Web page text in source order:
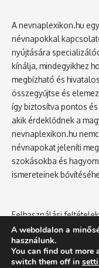
A nevnaplexikon.hu
névnapokkal
nyújtására
kínálja, mindegyikhez
megbízható és
összegyűjtse és
így biztosítva pontos
akik érdeklődnek a
nevnaplexikon.hu
névnapokat jeleníti
szokásokba és
ismereteinek
Felhasználási feltételek
Adatvédelmi
A weboldalon a
használunk.
You can find out more
switch them off in